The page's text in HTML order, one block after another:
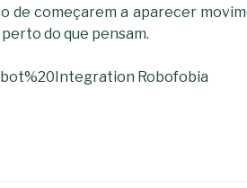
de começarem a aparecer
perto do que pensam.